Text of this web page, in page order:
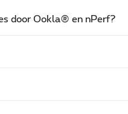
door Ookla® en nPerf?